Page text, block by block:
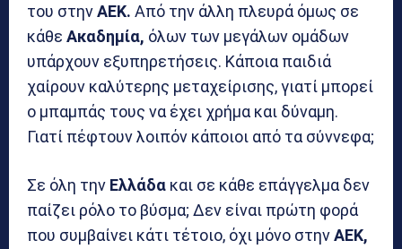
του στηνΑΕΚ. Από την άλλη πλευρά όμως σε
κάθε Ακαδημία, όλων των μεγάλων ομάδων
υπάρχουν εξυπηρετήσεις. Κάποια παιδιά
χαίρουν καλύτερης μεταχείρισης, γιατί μπορεί
ο μπαμπάς τους να έχει χρήμα και δύναμη.
Γιατί πέφτουν λοιπόν κάποιοι από τα σύννεφα;
Σε όλη την Ελλάδα και σε κάθε επάγγελμα δεν
παίζει ρόλο το βύσμα; Δεν είναι πρώτη φορά
που συμβαίνει κάτι τέτοιο, όχι μόνο στηνΑΕΚ,